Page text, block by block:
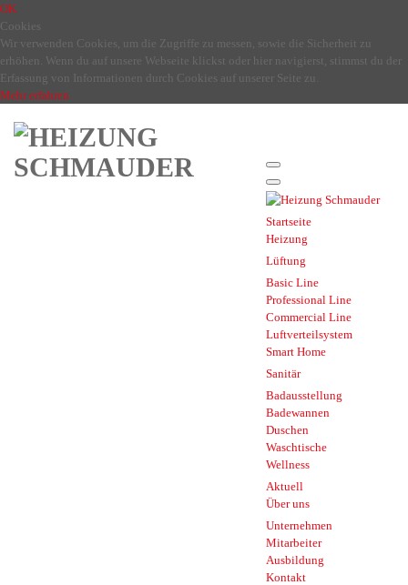
OK
Cookies
Wir verwenden Cookies, um die Zugriffe zu messen, sowie die Sicherheit zu
erhöhen. Wenn du auf unsere Webseite klickst oder hier navigierst, stimmst du der
Erfassung von Informationen durch Cookies auf unserer Seite zu.
Mehr erfahren
Startseite
Heizung
Lüftung
Basic Line
Professional Line
Commercial Line
Luftverteilsystem
Smart Home
Sanitär
Badausstellung
Badewannen
Duschen
Waschtische
Wellness
Aktuell
Über uns
Unternehmen
Mitarbeiter
Ausbildung
Kontakt